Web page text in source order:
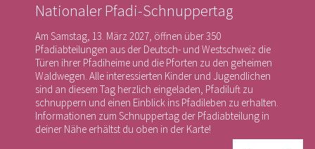
Nationaler Pfadi-Schnuppertag
Am Samstag, 13. März 2027, öffnen über 350
Pfadiabteilungen aus der Deutsch- und Westschweiz die
Türen ihrer Pfadiheime und die Pforten zu den geheimen
Waldwegen. Alle interessierten Kinder und Jugendlichen
sind an diesem Tag herzlich eingeladen, Pfadiluft zu
schnuppern und einen Einblick ins Pfadileben zu erhalten.
Informationen zum Schnuppertag der Pfadiabteilung in
deiner Nähe erhältst du oben in der Karte!